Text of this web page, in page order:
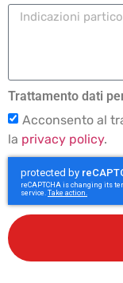
Trattamento dati
Acconsento al
la privacy policy.